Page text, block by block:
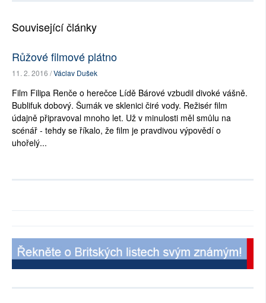
Související články
Růžové filmové plátno
11. 2. 2016 /Václav Dušek
Film Filipa Renče o herečce Lídě Bárové vzbudil divoké vášně.
Bublifuk dobový. Šumák ve sklenici čiré vody. Režisér film
údajně připravoval mnoho let. Už v minulosti měl smůlu na
scénář - tehdy se říkalo, že film je pravdivou výpovědí o
uhořelý...